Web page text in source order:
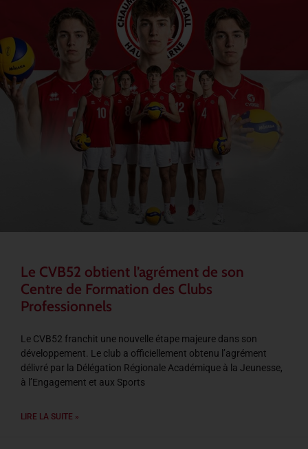
Le CVB52 obtient l’agrément de son
Centre de Formation des Clubs
Professionnels
Le CVB52 franchit une nouvelle étape majeure dans son
développement. Le club a officiellement obtenu l’agrément
délivré par la Délégation Régionale Académique à la Jeunesse,
à l’Engagement et aux Sports
LIRE LA SUITE »